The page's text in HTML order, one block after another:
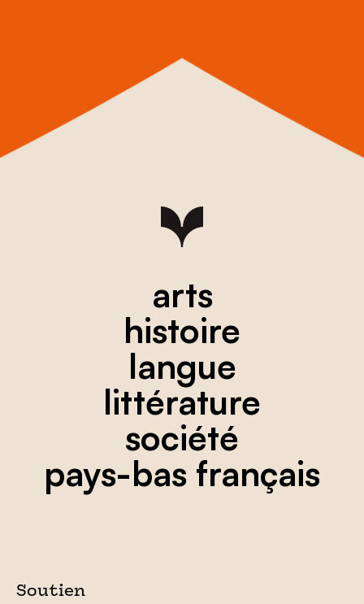
arts
histoire
langue
littérature
société
pays-bas français
Soutien